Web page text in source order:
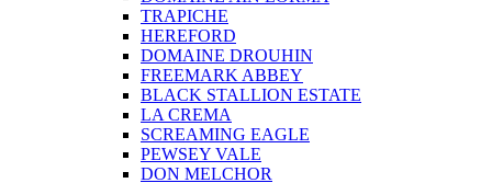
TRAPICHE
HEREFORD
DOMAINE DROUHIN
FREEMARK ABBEY
BLACK STALLION ESTATE
LA CREMA
SCREAMING EAGLE
PEWSEY VALE
DON MELCHOR